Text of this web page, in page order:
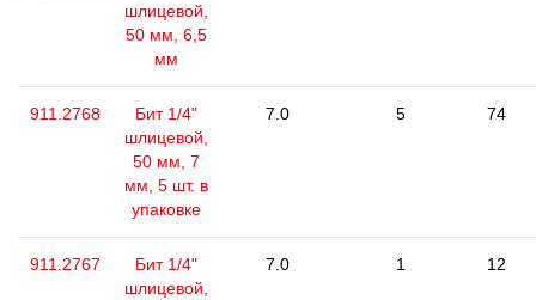
шлицевой,
50 мм, 6,5
мм
911.2768
Бит 1/4"
шлицевой,
50 мм, 7
мм, 5 шт. в
упаковке
7.0 5 74
911.2767
Бит 1/4"
шлицевой,
7.0 1 12